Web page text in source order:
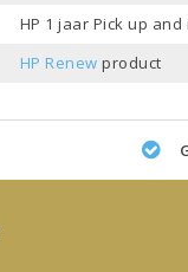
HP 1 jaar Pick up
HP Renew product